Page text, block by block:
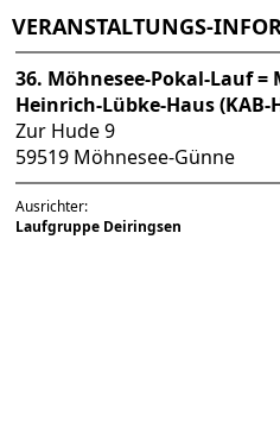
VERANSTALTUNGS-
36. Möhnesee-Pokal-Lauf
Heinrich-Lübke-Haus (KAB-
Zur Hude 9
59519 Möhnesee-Günne
Ausrichter:
Laufgruppe Deiringsen